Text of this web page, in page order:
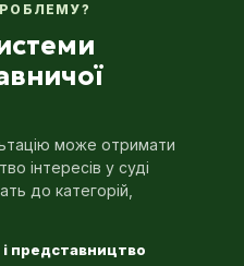
може отримати
інтересів у суді
до категорій,
представництво